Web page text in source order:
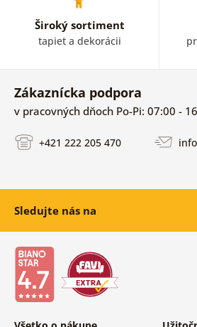
Široký sortiment
tapiet a dekorácii
Zákaznícka podpora
v pracovných dňoch Po-Pi: 07:00 -
+421 222 205 470
Sledujte nás na